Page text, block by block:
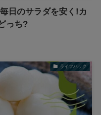
日のサラダを安く!カ
っち?
ライフハック